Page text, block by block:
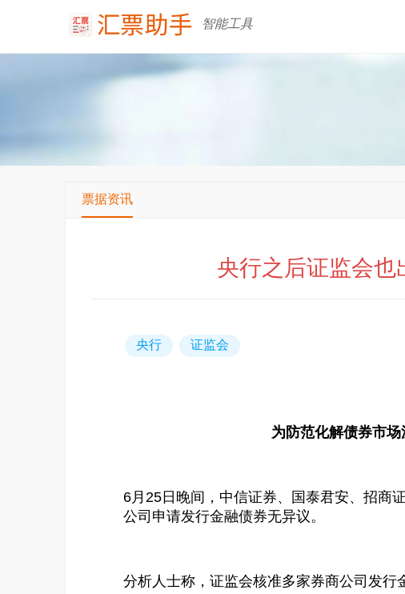
智能工具
票据资讯
央行之后证监会也
央行 证监会
为防范化解债券市
6月25日晚间，中信证券、国泰君安、招商
公司申请发行金融债券无异议。
分析人士称，证监会核准多家券商公司发行